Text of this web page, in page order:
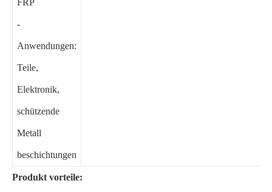
-
Anwendungen:
Teile,
Elektronik,
schützende
Metall
beschichtungen
Produkt vorteile: